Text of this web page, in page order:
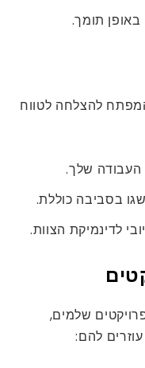
תומך.
להצלחה לטווח
העבודה שלך.
בסביבה כוללת.
לדינמיקת הצוות.
שלמים,
להם: